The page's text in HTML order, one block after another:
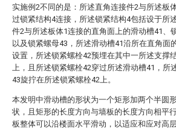
实施例2不同的是：所述直角连接件2与所述板
过锁紧结构4连接，所述锁紧结构4包括设于所
件2与所述板体1连接的直角面上的滑动槽41、
以及锁紧螺母43，所述滑动槽41沿所在直角面
设置，所述锁紧螺栓42预埋在其中一所述支撑
上，且所述锁紧螺栓42穿过所述滑动槽41，所
43旋拧在所述锁紧螺栓42上。
本发明中滑动槽的形状为一个矩形加两个半圆
状，且矩形的长度方向与墙板的长度方向相平
板整体可以沿楼面水平滑动，以适应和应对高